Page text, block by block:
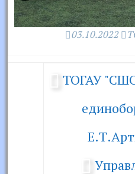
03.10.2022
ТОГАУ